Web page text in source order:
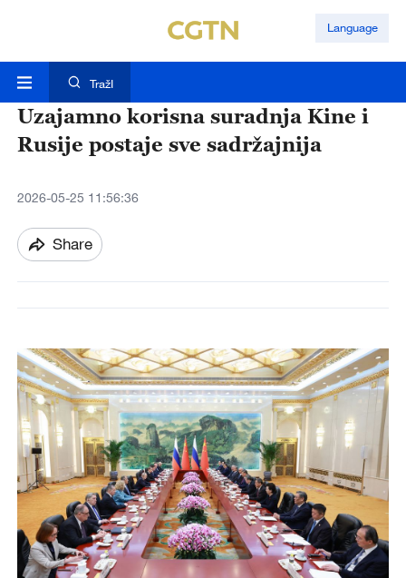
Language
TražI
Uzajamno korisna suradnja Kine i
Rusije postaje sve sadržajnija
2026-05-25 11:56:36
Share